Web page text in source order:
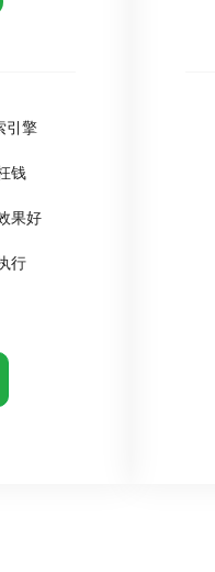
引擎
钱
果好
行